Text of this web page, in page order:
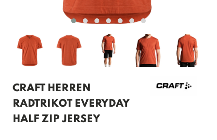
CRAFT HERREN
RADTRIKOT EVERYDAY
HALF ZIP JERSEY